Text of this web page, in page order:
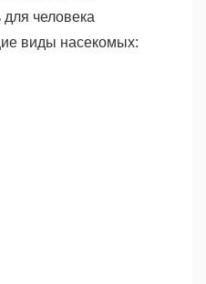
человека
виды насекомых: